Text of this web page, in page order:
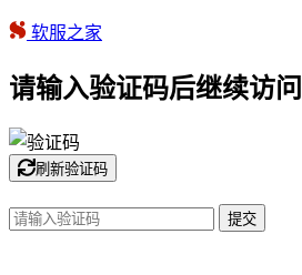
软服之家
请输入验证码后继续访问
刷新验证码